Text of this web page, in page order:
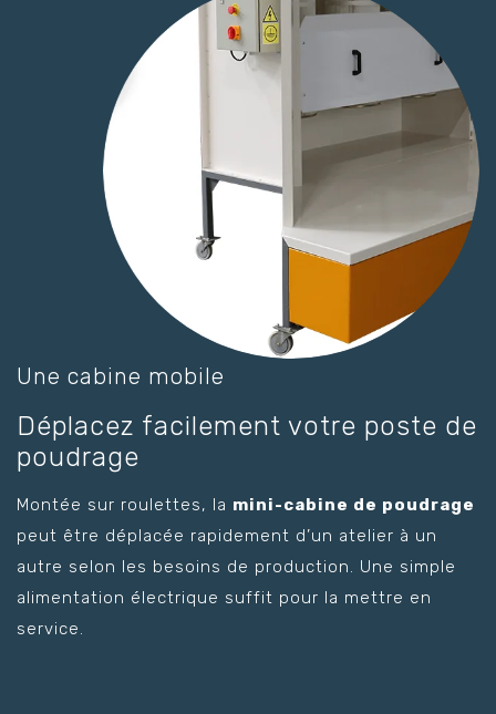
Une cabine mobile
Déplacez facilement votre poste de
poudrage
Montée sur roulettes, la mini-cabine de poudrage
peut être déplacée rapidement d’un atelier à un
autre selon les besoins de production. Une simple
alimentation électrique suffit pour la mettre en
service.